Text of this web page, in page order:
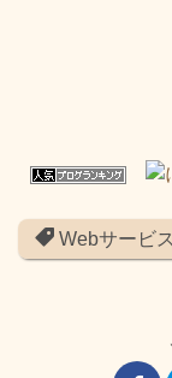
Webサービス